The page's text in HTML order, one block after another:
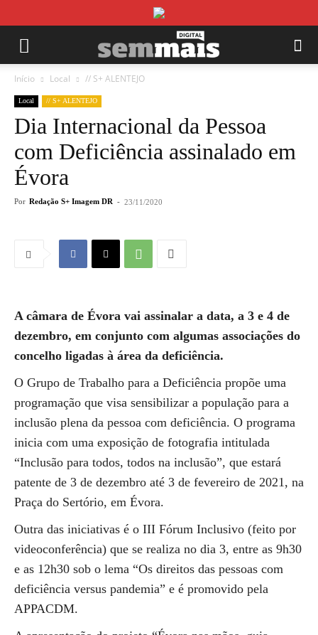
Início Local // S+ ALENTEJO
Local // S+ ALENTEJO
Dia Internacional da Pessoa
com Deficiência assinalado em
Évora
Por Redação S+ Imagem DR - 23/11/2020
A câmara de Évora vai assinalar a data, a 3 e 4 de
dezembro, em conjunto com algumas associações do
concelho ligadas à área da deficiência.
O Grupo de Trabalho para a Deficiência propõe uma
programação que visa sensibilizar a população para a
inclusão plena da pessoa com deficiência. O programa
inicia com uma exposição de fotografia intitulada
“Inclusão para todos, todos na inclusão”, que estará
patente de 3 de dezembro até 3 de fevereiro de 2021, na
Praça do Sertório, em Évora.
Outra das iniciativas é o III Fórum Inclusivo (feito por
videoconferência) que se realiza no dia 3, entre as 9h30
e as 12h30 sob o lema “Os direitos das pessoas com
deficiência versus pandemia” e é promovido pela
APPACDM.